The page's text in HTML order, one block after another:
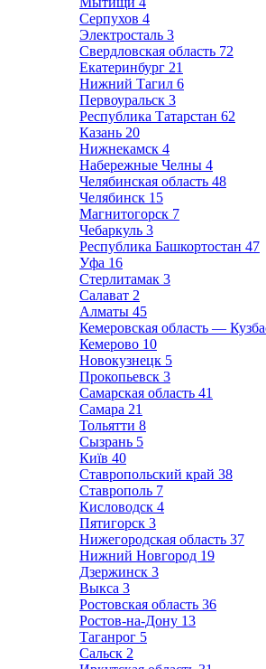
Серпухов 4
Электросталь 3
Свердловская область 72
Екатеринбург 21
Нижний Тагил 6
Первоуральск 3
Республика Татарстан 62
Казань 20
Нижнекамск 4
Набережные Челны 4
Челябинская область 48
Челябинск 15
Магнитогорск 7
Чебаркуль 3
Республика Башкортостан 47
Уфа 16
Стерлитамак 3
Салават 2
Алматы 45
Кемеровская область —
Кемерово 10
Новокузнецк 5
Прокопьевск 3
Самарская область 41
Самара 21
Тольятти 8
Сызрань 5
Київ 40
Ставропольский край 38
Ставрополь 7
Кисловодск 4
Пятигорск 3
Нижегородская область 37
Нижний Новгород 19
Дзержинск 3
Выкса 3
Ростовская область 36
Ростов-на-Дону 13
Таганрог 5
Сальск 2